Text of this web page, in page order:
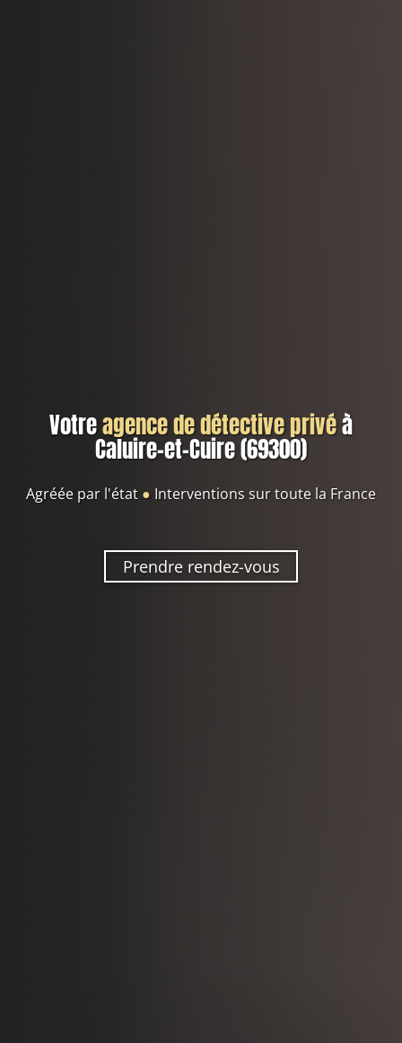
Votreagence de détective privéà
Caluire-et-Cuire (69300)
Agréée par l'état ● Interventions sur toute la France
Prendre rendez-vous